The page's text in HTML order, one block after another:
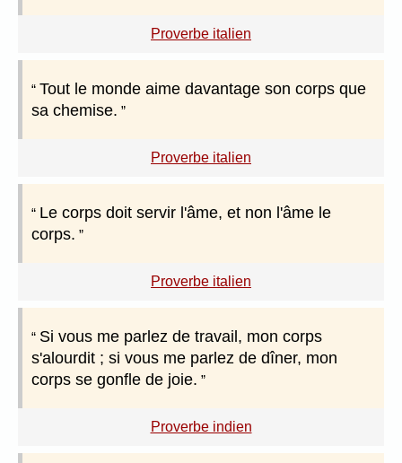
Proverbe italien
Tout le monde aime davantage son corps que
sa chemise.
Proverbe italien
Le corps doit servir l'âme, et non l'âme le
corps.
Proverbe italien
Si vous me parlez de travail, mon corps
s'alourdit ; si vous me parlez de dîner, mon
corps se gonfle de joie.
Proverbe indien